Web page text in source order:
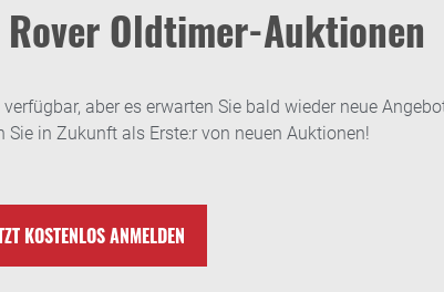
Oldtimer-Auktionen
aber es erwarten Sie bald wieder neue
Sie in Zukunft als Erste:r von neuen Auktionen!
KOSTENLOS ANMELDEN